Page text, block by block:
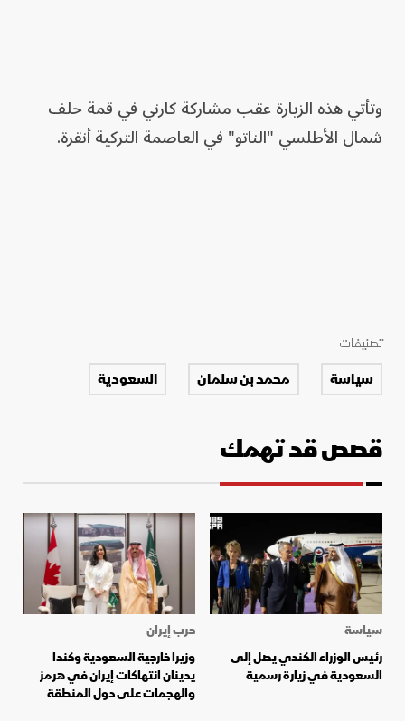
وتأتي هذه الزيارة عقب مشاركة كارني في قمة حلف
شمال الأطلسي "الناتو" في العاصمة التركية أنقرة.
تصنيفات
سياسة محمد بن سلمان السعودية
قصص قد تهمك
سياسة
رئيس الوزراء الكندي يصل إلى
السعودية في زيارة رسمية
حرب إيران
وزيرا خارجية السعودية وكندا
يدينان انتهاكات إيران في هرمز
والهجمات على دول المنطقة